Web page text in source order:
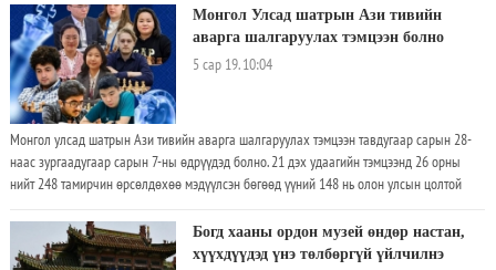
байгаа. Үүнд: Кембрижийн AS, A, IB- International Baccalaureate TOEFL/IBT/ PTE IELTS
SAT Их, дээд сургуулийн элсэлтийн шалгалт нь төгсөлтийн шалгалттай нэгдмэл зохион
байгуулагддаг гадаадын ахлах сургууль төгссөн болон олон улсад хүлээн
зөвшөөрөгдсөн бусад хөтөлбөрөөр суралцаж төгссөн оюутан, суралцагчдын сурлагын
дүн, оноог дүйцүүлнэ. Оюутан, суралцагч-цахим хүсэлт илгээх алхам Олон улсын
шалгалтын үнэлгээг Монгол улсын ЭШ-ын үнэлгээнд дүйцүүлэх хүсэлт, холбогдох
бичиг баримтыг тухайн жилийн ЭШ эхлэхээс хамгийн багадаа ажлын 15 хоногийн
өмнө Боловсролын үнэлгээний төвийн www.eec.mn сайтад орж “Элсэлтийн шалгалт”
гэсэн цэсийг дарж “ОЛОН УЛСЫН ҮНЭЛГЭЭ ДҮЙЦҮҮЛЭХ” гэсэн сонголтыг хийж, ЭШ-д
мэдээлэл болон материалаа зааврын дагуу оруулан хүсэлтээ цахимаар ирүүлнэ.
Хүсэлт ирүүлэхэд оюутан, суралцагчийн бүрдүүлэх материал
Монгол Улсад шатрын Ази тивийн
аварга шалгаруулах тэмцээн болно
5 сар 19. 10:04
Монгол улсад шатрын Ази тивийн аварга шалгаруулах тэмцээн тавдугаар сарын 28-
наас зургаадугаар сарын 7-ны өдрүүдэд болно. 21 дэх удаагийн тэмцээнд 26 орны
нийт 248 тамирчин өрсөлдөхөө мэдүүлсэн бөгөөд үүний 148 нь олон улсын цолтой
Богд хааны ордон музей өндөр настан,
хүүхдүүдэд үнэ төлбөргүй үйлчилнэ